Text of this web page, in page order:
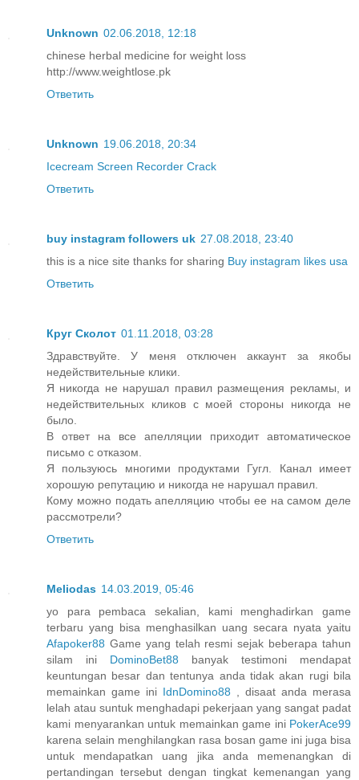
Unknown 02.06.2018, 12:18
chinese herbal medicine for weight loss
http://www.weightlose.pk
Ответить
Unknown 19.06.2018, 20:34
Icecream Screen Recorder Crack
Ответить
buy instagram followers uk 27.08.2018, 23:40
this is a nice site thanks for sharing Buy instagram likes usa
Ответить
Круг Сколот 01.11.2018, 03:28
Здравствуйте. У меня отключен аккаунт за якобы
недействительные клики.
Я никогда не нарушал правил размещения рекламы, и
недействительных кликов с моей стороны никогда не
было.
В ответ на все апелляции приходит автоматическое
письмо с отказом.
Я пользуюсь многими продуктами Гугл. Канал имеет
хорошую репутацию и никогда не нарушал правил.
Кому можно подать апелляцию чтобы ее на самом деле
рассмотрели?
Ответить
Meliodas 14.03.2019, 05:46
yo para pembaca sekalian, kami menghadirkan game
terbaru yang bisa menghasilkan uang secara nyata yaitu
Afapoker88 Game yang telah resmi sejak beberapa tahun
silam ini DominoBet88 banyak testimoni mendapat
keuntungan besar dan tentunya anda tidak akan rugi bila
memainkan game ini IdnDomino88 , disaat anda merasa
lelah atau suntuk menghadapi pekerjaan yang sangat padat
kami menyarankan untuk memainkan game ini PokerAce99
karena selain menghilangkan rasa bosan game ini juga bisa
untuk mendapatkan uang jika anda memenangkan di
pertandingan tersebut dengan tingkat kemenangan yang